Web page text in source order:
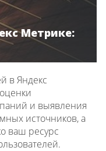
Метрике:
в Яндекс
и выявления
источников, а
ваш ресурс